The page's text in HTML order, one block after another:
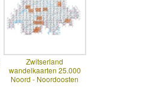
Zwitserland
wandelkaarten 25.000
Noord - Noordoosten